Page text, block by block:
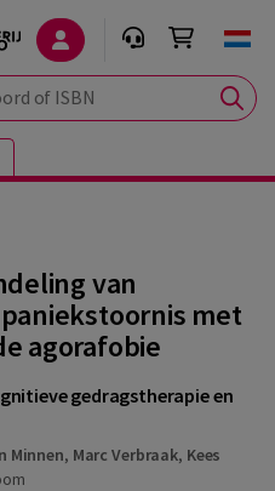
ISBN
van
met
agorafobie
gedragstherapie en
Minnen, Marc Verbraak, Kees